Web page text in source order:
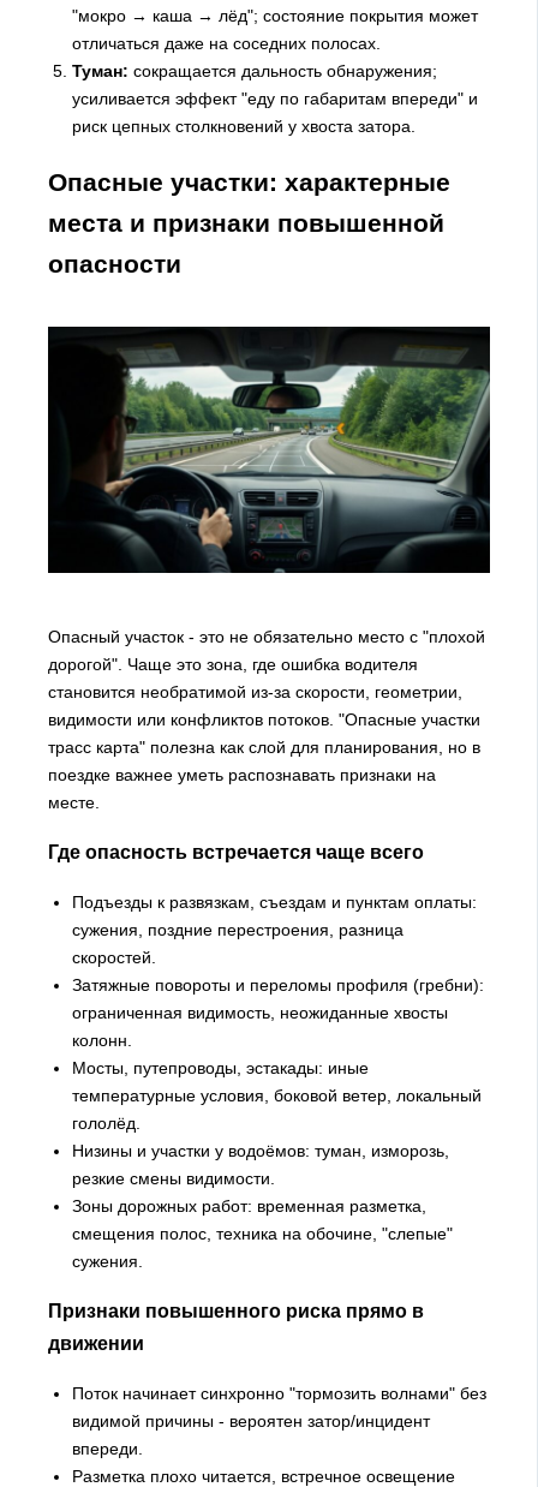
"мокро → каша → лёд"; состояние покрытия может
отличаться даже на соседних полосах.
Туман: сокращается дальность обнаружения;
усиливается эффект "еду по габаритам впереди" и
риск цепных столкновений у хвоста затора.
Опасные участки: характерные
места и признаки повышенной
опасности
Опасный участок - это не обязательно место с "плохой
дорогой". Чаще это зона, где ошибка водителя
становится необратимой из‑за скорости, геометрии,
видимости или конфликтов потоков. "Опасные участки
трасс карта" полезна как слой для планирования, но в
поездке важнее уметь распознавать признаки на
месте.
Где опасность встречается чаще всего
Подъезды к развязкам, съездам и пунктам оплаты:
сужения, поздние перестроения, разница
скоростей.
Затяжные повороты и переломы профиля (гребни):
ограниченная видимость, неожиданные хвосты
колонн.
Мосты, путепроводы, эстакады: иные
температурные условия, боковой ветер, локальный
гололёд.
Низины и участки у водоёмов: туман, изморозь,
резкие смены видимости.
Зоны дорожных работ: временная разметка,
смещения полос, техника на обочине, "слепые"
сужения.
Признаки повышенного риска прямо в
движении
Поток начинает синхронно "тормозить волнами" без
видимой причины - вероятен затор/инцидент
впереди.
Разметка плохо читается, встречное освещение